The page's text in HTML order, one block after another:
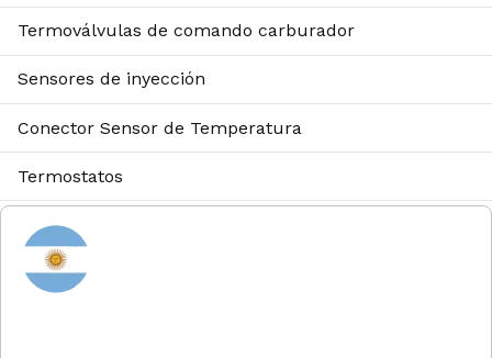
Termoválvulas de comando carburador
Sensores de inyección
Conector Sensor de Temperatura
Termostatos